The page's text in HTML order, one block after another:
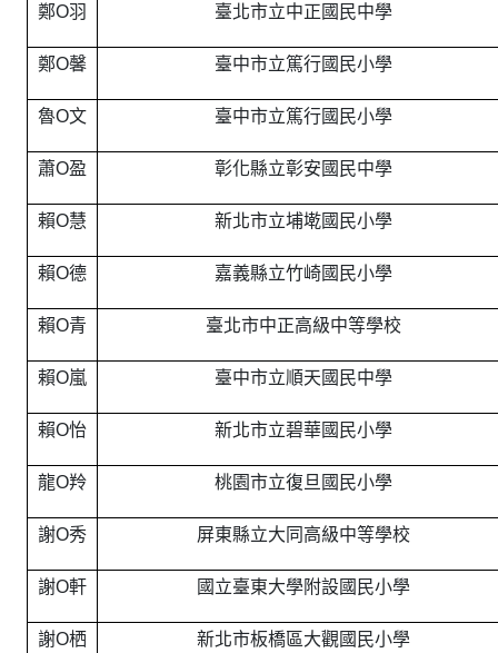
鄭O羽 臺北市立中正國民中學
鄭O馨 臺中市立篤行國民小學
魯O文 臺中市立篤行國民小學
蕭O盈 彰化縣立彰安國民中學
賴O慧 新北市立埔墘國民小學
賴O德 嘉義縣立竹崎國民小學
賴O青 臺北市中正高級中等學校
賴O嵐 臺中市立順天國民中學
賴O怡 新北市立碧華國民小學
龍O羚 桃園市立復旦國民小學
謝O秀 屏東縣立大同高級中等學校
謝O軒 國立臺東大學附設國民小學
謝O栖 新北市板橋區大觀國民小學